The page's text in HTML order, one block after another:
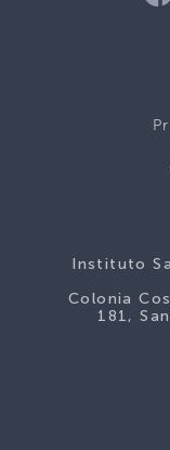
Instituto
Colonia
181,